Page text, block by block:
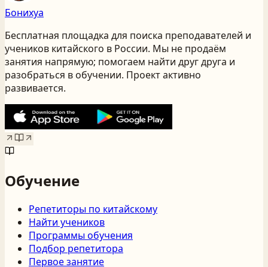
Бонихуа
Бесплатная площадка для поиска преподавателей и
учеников китайского в России. Мы не продаём
занятия напрямую; помогаем найти друг друга и
разобраться в обучении. Проект активно
развивается.
Обучение
Репетиторы по китайскому
Найти учеников
Программы обучения
Подбор репетитора
Первое занятие